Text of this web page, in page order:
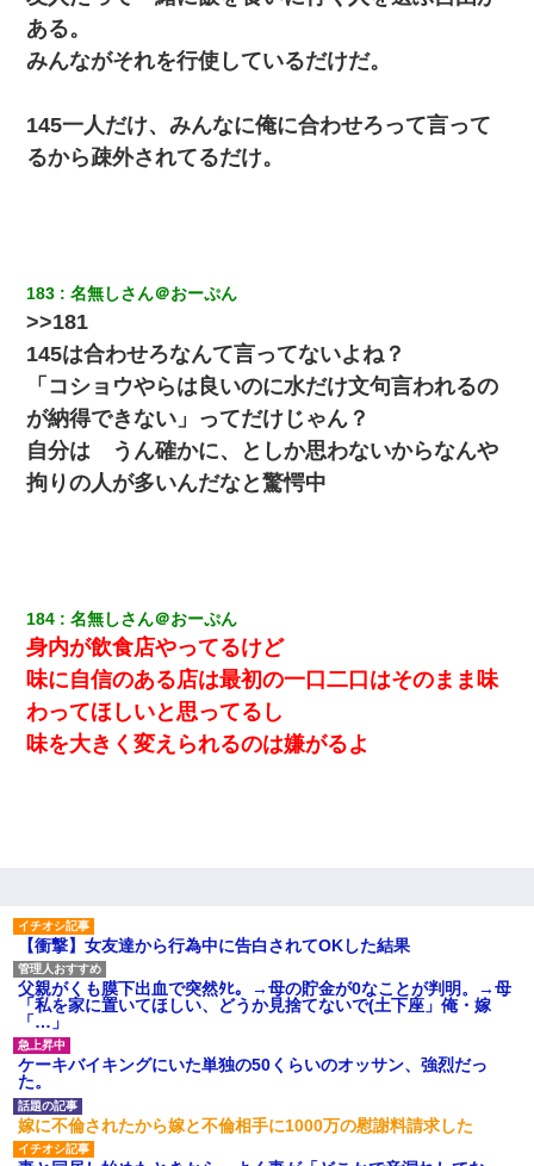
ある。
みんながそれを行使しているだけだ。
145一人だけ、みんなに俺に合わせろって言って
るから疎外されてるだけ。
183 名無しさん＠おーぷん
>>181
145は合わせろなんて言ってないよね？
「コショウやらは良いのに水だけ文句言われるの
が納得できない」ってだけじゃん？
自分は うん確かに、としか思わないからなんや
拘りの人が多いんだなと驚愕中
184 名無しさん＠おーぷん
身内が飲食店やってるけど
味に自信のある店は最初の一口二口はそのまま味
わってほしいと思ってるし
味を大きく変えられるのは嫌がるよ
【衝撃】女友達から行為中に告白されてOKした結果
父親がくも膜下出血で突然ﾀﾋ。→母の貯金が0なことが判明。→母
「私を家に置いてほしい、どうか見捨てないで(土下座」俺・嫁
「…」
ケーキバイキングにいた単独の50くらいのオッサン、強烈だっ
た。
嫁に不倫されたから嫁と不倫相手に1000万の慰謝料請求した